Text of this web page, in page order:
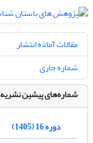
مقالات آماده انتشار
شماره جاری
شماره‌های پیشین نشریه
دوره 16 (1405)